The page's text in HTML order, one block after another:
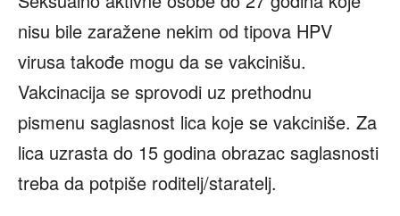
nisu bile zaražene nekim od tipova HPV
virusa takođe mogu da se vakcinišu.
Vakcinacija se sprovodi uz prethodnu
pismenu saglasnost lica koje se vakciniše. Za
lica uzrasta do 15 godina obrazac saglasnosti
treba da potpiše roditelj/staratelj.